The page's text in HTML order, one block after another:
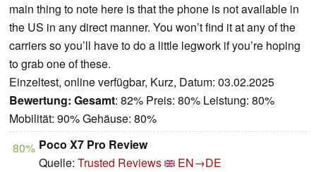
main thing to note here is that the phone is not available in
the US in any direct manner. You won’t find it at any of the
carriers so you’ll have to do a little legwork if you’re hoping
to grab one of these.
Einzeltest, online verfügbar, Kurz, Datum: 03.02.2025
Bewertung: Gesamt: 82% Preis: 80% Leistung: 80%
Mobilität: 90% Gehäuse: 80%
80% Poco X7 Pro Review
Quelle: Trusted Reviews
EN→DE